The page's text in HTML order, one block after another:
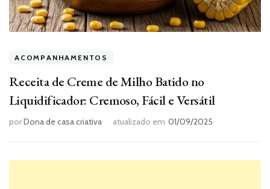
ACOMPANHAMENTOS
Receita de Creme de Milho Batido no
Liquidificador: Cremoso, Fácil e Versátil
porDona de casa criativa atualizado em 01/09/2025